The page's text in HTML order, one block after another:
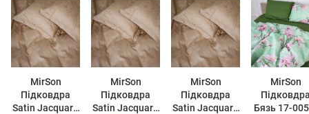
MirSon
Підковдра
Satin Jacquard
MirSon
Підковдра
Satin Jacquard
MirSon
Підковдра
Satin Jacquard
MirSon
Бязь 17-